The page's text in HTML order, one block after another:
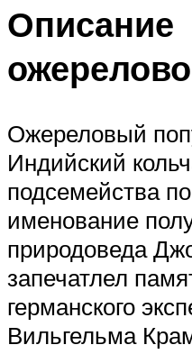
Описание
Ожереловый
Индийский
подсемейства
именование
природоведа
запечатлел
германского
Вильгельма